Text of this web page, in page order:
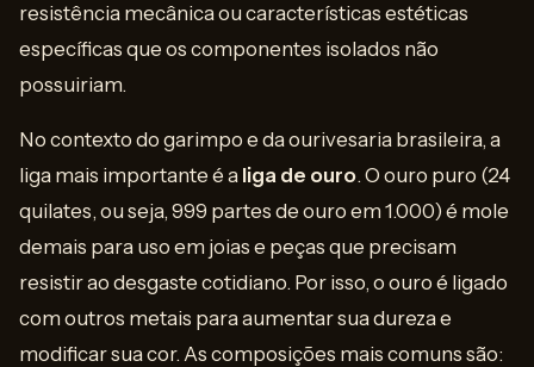
resistência mecânica ou características estéticas
específicas que os componentes isolados não
possuiriam.
No contexto do garimpo e da ourivesaria brasileira, a
liga mais importante é a liga de ouro. O ouro puro (24
quilates, ou seja, 999 partes de ouro em 1.000) é mole
demais para uso em joias e peças que precisam
resistir ao desgaste cotidiano. Por isso, o ouro é ligado
com outros metais para aumentar sua dureza e
modificar sua cor. As composições mais comuns são: